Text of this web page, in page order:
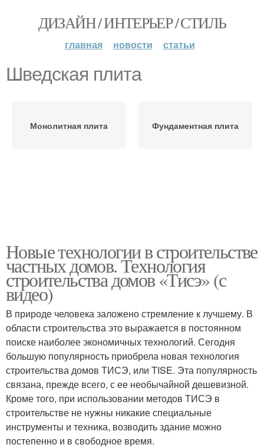
ДИЗАЙН / ИНТЕРЬЕР / СТИЛЬ
главная новости статьи
Шведская плита
Монолитная плита Фундаментная плита
Новые технологии в строительстве
частных домов. Технология
строительства домов «Тисэ» (с
видео)
В природе человека заложено стремление к лучшему. В
области строительства это выражается в постоянном
поиске наиболее экономичных технологий. Сегодня
большую популярность приобрела новая технология
строительства домов ТИСЭ, или TISE. Эта популярность
связана, прежде всего, с ее необычайной дешевизной.
Кроме того, при использовании методов ТИСЭ в
строительстве не нужны никакие специальные
инструменты и техника, возводить здание можно
постепенно и в свободное время.